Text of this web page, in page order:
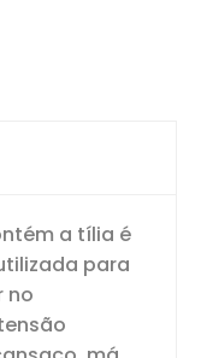
a tília é
para
no